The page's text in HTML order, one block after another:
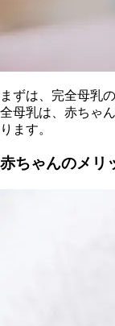
まずは、完全母乳
全母乳は、赤ちゃ
ります。
赤ちゃんのメリ